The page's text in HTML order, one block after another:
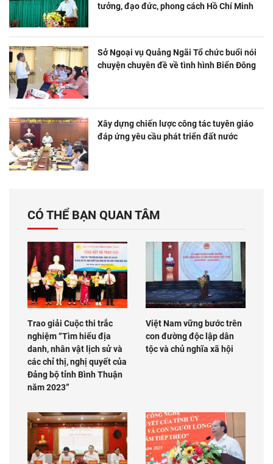
tưởng, đạo đức, phong cách Hồ Chí Minh
Sở Ngoại vụ Quảng Ngãi Tổ chức buổi nói
chuyện chuyên đề về tình hình Biển Đông
Xây dựng chiến lược công tác tuyên giáo
đáp ứng yêu cầu phát triển đất nước
CÓ THỂ BẠN QUAN TÂM
Trao giải Cuộc thi trắc
nghiệm “Tìm hiểu địa
danh, nhân vật lịch sử và
các chỉ thị, nghị quyết của
Đảng bộ tỉnh Bình Thuận
năm 2023”
Việt Nam vững bước trên
con đường độc lập dân
tộc và chủ nghĩa xã hội